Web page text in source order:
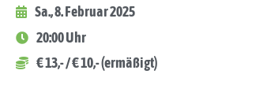
Sa., 8. Februar 2025
20:00 Uhr
€ 13,- / € 10,- (ermäßigt)